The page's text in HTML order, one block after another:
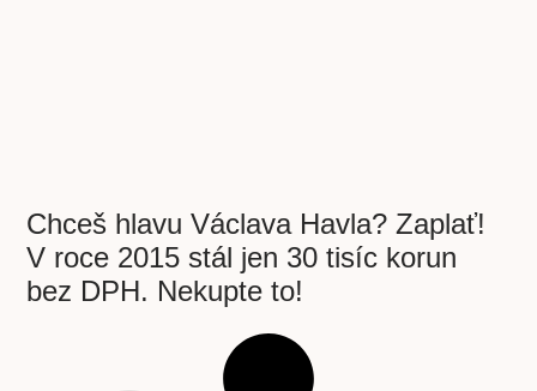
Chceš hlavu Václava Havla? Zaplať!
V roce 2015 stál jen 30 tisíc korun
bez DPH. Nekupte to!